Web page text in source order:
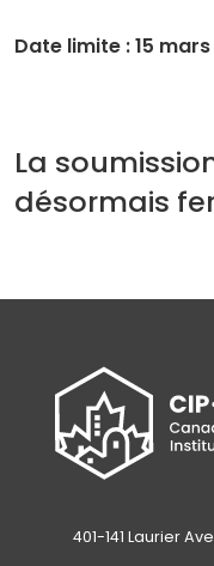
Date limite : 15
La
désormais
401-141 Laurier